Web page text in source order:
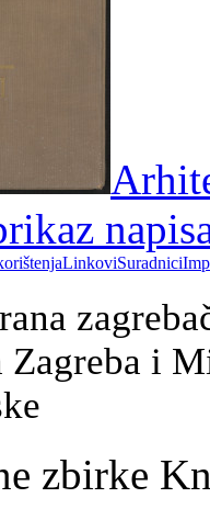
LinkoviSuradnici
Zagreba i
zbirke